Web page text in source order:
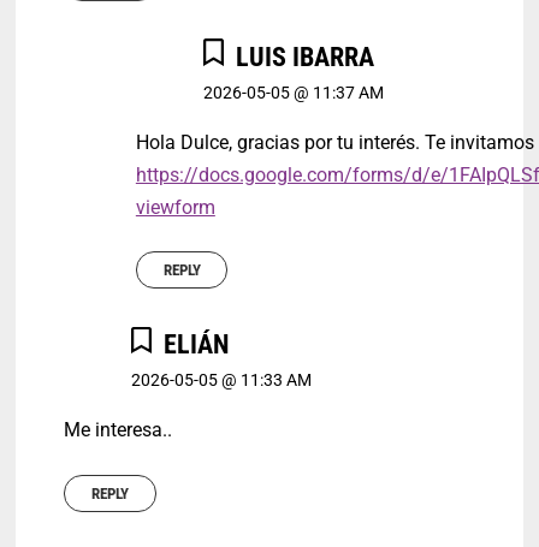
LUIS IBARRA
2026-05-05 @ 11:37 AM
Hola Dulce, gracias por tu interés. Te
https://docs.google.com/forms/d/e/
viewform
REPLY
ELIÁN
2026-05-05 @ 11:33 AM
Me interesa..
REPLY